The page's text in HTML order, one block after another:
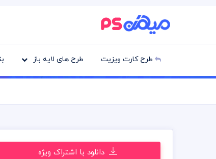
طرح کارت ویزیت طرح های لایه باز
دانلود با اشتراک ویژه